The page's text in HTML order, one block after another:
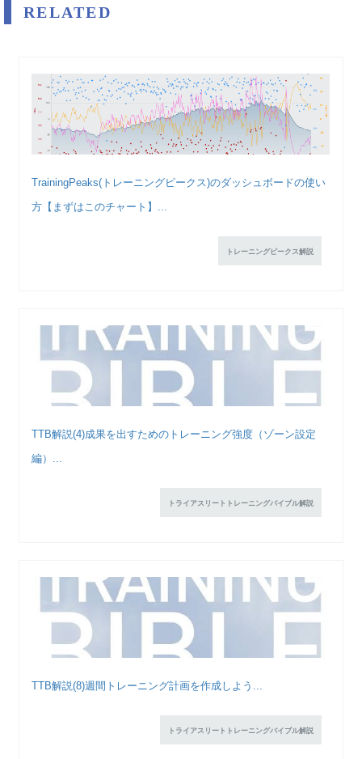
RELATED
TrainingPeaks(トレーニングピークス)のダッシュボードの使い
方【まずはこのチャート】...
トレーニングピークス解説
TTB解説(4)成果を出すためのトレーニング強度（ゾーン設定
編）...
トライアスリートトレーニングバイブル解説
TTB解説(8)週間トレーニング計画を作成しよう...
トライアスリートトレーニングバイブル解説